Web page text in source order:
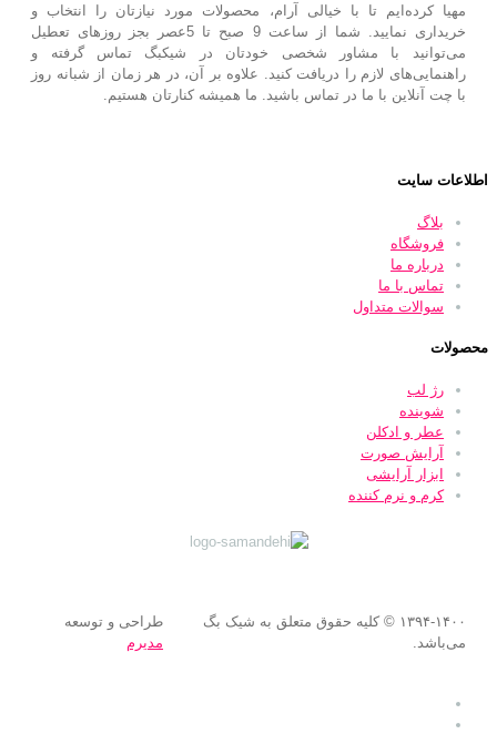
مهیا کرده‌ایم تا با خیالی آرام، محصولات مورد نیازتان را انتخاب و
خریداری نمایید. شما از ساعت 9 صبح تا 5عصر بجز روزهای تعطیل
می‌توانید با مشاور شخصی خودتان در شیکبگ تماس گرفته و
راهنمایی‌های لازم را دریافت کنید. علاوه بر آن، در هر زمان از شبانه روز
با چت آنلاین با ما در تماس باشید. ما همیشه کنارتان هستیم.
اطلاعات سایت
بلاگ
فروشگاه
درباره ما
تماس با ما
سوالات متداول
محصولات
رژ لب
شوینده
عطر و ادکلن
آرایش صورت
ابزار آرایشی
کرم و نرم کننده
۱۳۹۴-۱۴۰۰ © کلیه حقوق متعلق به شیک بگ
می‌باشد.
طراحی و توسعه
مدیرم